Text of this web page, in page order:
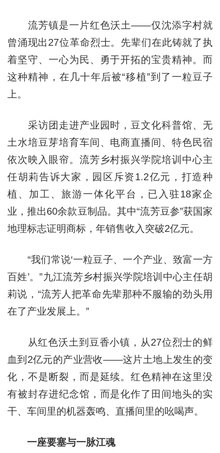
流芳镇是一片红色沃土——仅沈添字村就
曾涌现出27位革命烈士。先辈们在此铸就了执
着坚守、一心为民、勇于开拓的宝贵精神。而
这种精神，在几十年后被“移植”到了一粒豆子
上。
采访团走进产业园时，豆文化科普馆、无
土水培豆芽培育车间、电商直播间、特色民宿
依次映入眼帘。流芳乡村振兴学院培训中心主
任胡莉告诉大家，园区斥资1.2亿元，打造种
植、加工、旅游一体化平台，已入驻18家企
业，推出60余款豆制品。其中“流芳豆参”获国家
地理标志证明商标，年销售收入突破2亿元。
“我们常说‘一粒豆子、一个产业、致富一方
百姓’。”九江流芳乡村振兴学院培训中心主任胡
莉说，“流芳人把革命先辈那种不服输的劲头用
在了产业发展上。”
从红色沃土到豆香小镇，从27位烈士的鲜
血到2亿元的产业营收——这片土地上发生的变
化，不是断裂，而是延续。红色精神在这里没
有被封存进纪念馆，而是化作了田间地头的实
干、车间里的机器轰鸣、直播间里的吆喝声。
一座要塞与一脉江魂